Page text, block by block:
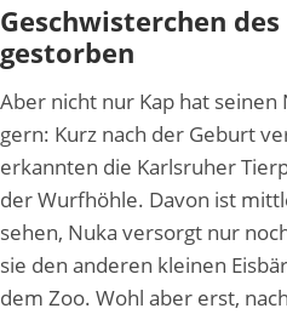
Geschwisterchen des
gestorben
Aber nicht nur Kap hat seinen
gern: Kurz nach der Geburt
erkannten die Karlsruher
der Wurfhöhle. Davon ist
sehen, Nuka versorgt nur
sie den anderen kleinen
dem Zoo. Wohl aber erst,